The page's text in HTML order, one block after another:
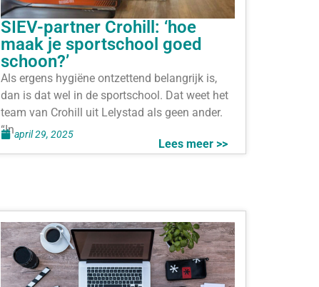
SIEV-partner Crohill: ‘hoe
maak je sportschool goed
schoon?’
Als ergens hygiëne ontzettend belangrijk is,
dan is dat wel in de sportschool. Dat weet het
team van Crohill uit Lelystad als geen ander.
“In
Lees meer >>
april 29, 2025